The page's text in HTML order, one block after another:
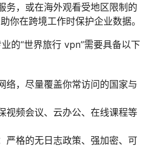
务，或在海外观看受地区限制的
你在跨境工作时保护企业数据。
的“世界旅行 vpn”需要具备以下
络，尽量覆盖你常访问的国家与
视频会议、云办公、在线课程等
严格的无日志政策、强加密、可